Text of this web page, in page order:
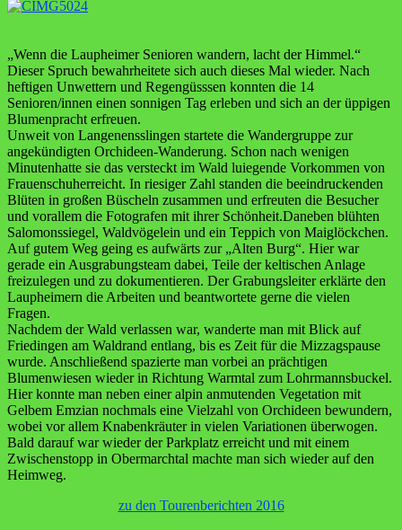
„Wenn die Laupheimer Senioren wandern, lacht der Himmel.“
Dieser Spruch bewahrheitete sich auch dieses Mal wieder. Nach
heftigen Unwettern und Regengüsssen konnten die 14
Senioren/innen einen sonnigen Tag erleben und sich an der üppigen
Blumenpracht erfreuen.
Unweit von Langenensslingen startete die Wandergruppe zur
angekündigten Orchideen-Wanderung. Schon nach wenigen
Minutenhatte sie das versteckt im Wald luiegende Vorkommen von
Frauenschuherreicht. In riesiger Zahl standen die beeindruckenden
Blüten in großen Büscheln zusammen und erfreuten die Besucher
und vorallem die Fotografen mit ihrer Schönheit.Daneben blühten
Salomonssiegel, Waldvögelein und ein Teppich von Maiglöckchen.
Auf gutem Weg geing es aufwärts zur „Alten Burg“. Hier war
gerade ein Ausgrabungsteam dabei, Teile der keltischen Anlage
freizulegen und zu dokumentieren. Der Grabungsleiter erklärte den
Laupheimern die Arbeiten und beantwortete gerne die vielen
Fragen.
Nachdem der Wald verlassen war, wanderte man mit Blick auf
Friedingen am Waldrand entlang, bis es Zeit für die Mizzagspause
wurde. Anschließend spazierte man vorbei an prächtigen
Blumenwiesen wieder in Richtung Warmtal zum Lohrmannsbuckel.
Hier konnte man neben einer alpin anmutenden Vegetation mit
Gelbem Emzian nochmals eine Vielzahl von Orchideen bewundern,
wobei vor allem Knabenkräuter in vielen Variationen überwogen.
Bald darauf war wieder der Parkplatz erreicht und mit einem
Zwischenstopp in Obermarchtal machte man sich wieder auf den
Heimweg.
zu den Tourenberichten 2016